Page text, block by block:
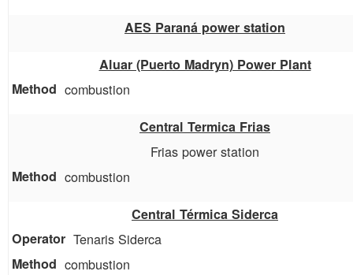
AES Paraná power station
Aluar (Puerto Madryn) Power Plant
combustion
Central Termica Frias
Frias power station
combustion
Central Térmica Siderca
Tenaris Siderca
combustion